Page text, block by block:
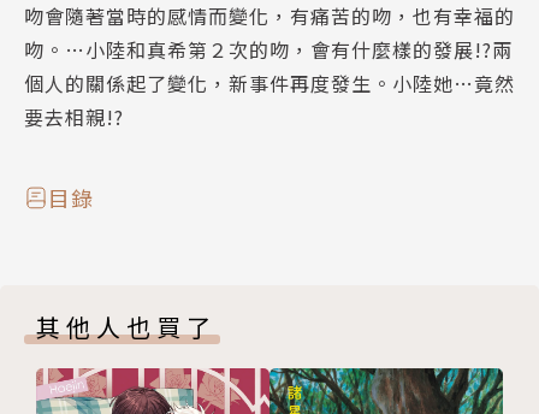
吻會隨著當時的感情而變化，有痛苦的吻，也有幸福的
吻。…小陸和真希第２次的吻，會有什麼樣的發展!?兩
個人的關係起了變化，新事件再度發生。小陸她…竟然
要去相親!?
目錄
其他人也買了